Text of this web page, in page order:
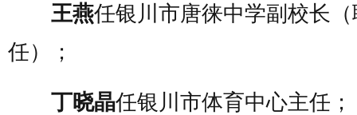
王燕任银川市唐徕中学副校长（
任）；
丁晓晶任银川市体育中心主任；